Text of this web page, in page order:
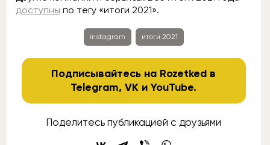
доступны по тегу «итоги 2021».
instagram итоги 2021
Подписывайтесь на Rozetked в
Telegram,VK иYouTube.
Поделитесь публикацией с друзьями